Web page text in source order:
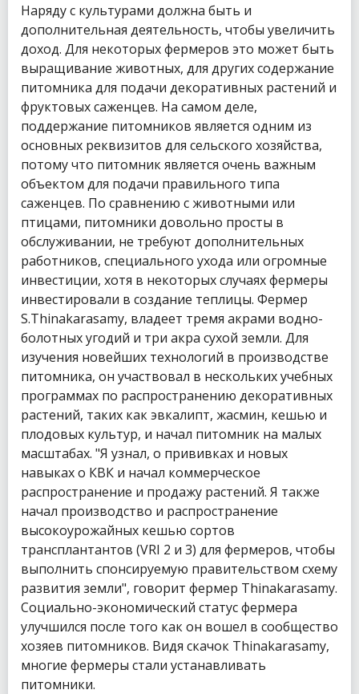
Наряду с культурами должна быть и
дополнительная деятельность, чтобы увеличить
доход. Для некоторых фермеров это может быть
выращивание животных, для других содержание
питомника для подачи декоративных растений и
фруктовых саженцев. На самом деле,
поддержание питомников является одним из
основных реквизитов для сельского хозяйства,
потому что питомник является очень важным
объектом для подачи правильного типа
саженцев. По сравнению с животными или
птицами, питомники довольно просты в
обслуживании, не требуют дополнительных
работников, специального ухода или огромные
инвестиции, хотя в некоторых случаях фермеры
инвестировали в создание теплицы. Фермер
S.Thinakarasamy, владеет тремя акрами водно-
болотных угодий и три акра сухой земли. Для
изучения новейших технологий в производстве
питомника, он участвовал в нескольких учебных
программах по распространению декоративных
растений, таких как эвкалипт, жасмин, кешью и
плодовых культур, и начал питомник на малых
масштабах. "Я узнал, о прививках и новых
навыках о КВК и начал коммерческое
распространение и продажу растений. Я также
начал производство и распространение
высокоурожайных кешью сортов
трансплантантов (VRI 2 и 3) для фермеров, чтобы
выполнить спонсируемую правительством схему
развития земли", говорит фермер Thinakarasamy.
Социально-экономический статус фермера
улучшился после того как он вошел в сообщество
хозяев питомников. Видя скачок Thinakarasamy,
многие фермеры стали устанавливать
питомники.